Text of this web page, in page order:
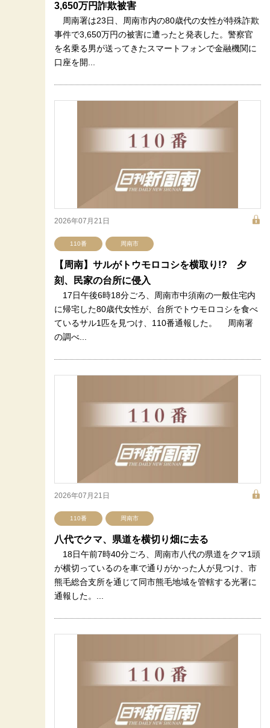
3,650万円詐欺被害
周南署は23日、周南市内の80歳代の女性が特殊詐欺
事件で3,650万円の被害に遭ったと発表した。警察官
を名乗る男が送ってきたスマートフォンで金融機関に
口座を開...
2026年07月21日
110番 周南市
【周南】サルがトウモロコシを横取り!? 夕
刻、民家の台所に侵入
17日午後6時18分ごろ、周南市中須南の一般住宅内
に帰宅した80歳代女性が、台所でトウモロコシを食べ
ているサル1匹を見つけ、110番通報した。 周南署
の調べ...
2026年07月21日
110番 周南市
八代でクマ、県道を横切り畑に去る
18日午前7時40分ごろ、周南市八代の県道をクマ1頭
が横切っているのを車で通りがかった人が見つけ、市
熊毛総合支所を通じて同市熊毛地域を管轄する光署に
通報した。...